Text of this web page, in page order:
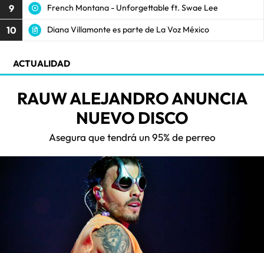
9 French Montana - Unforgettable ft. Swae Lee
10 Diana Villamonte es parte de La Voz México
ACTUALIDAD
RAUW ALEJANDRO ANUNCIA
NUEVO DISCO
Asegura que tendrá un 95% de perreo